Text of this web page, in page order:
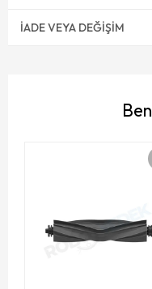
İADE VEYA DEĞIŞIM